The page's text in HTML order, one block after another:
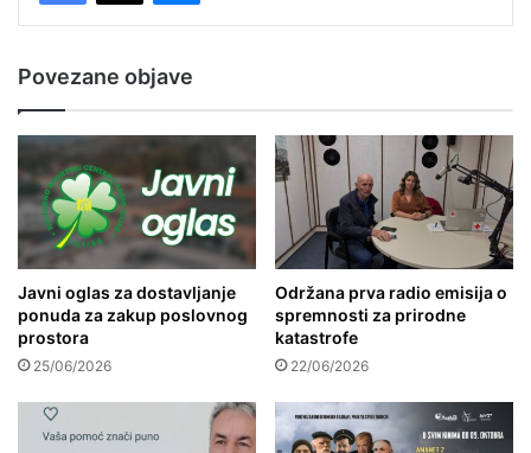
Povezane objave
Javni oglas za dostavljanje
ponuda za zakup poslovnog
prostora
25/06/2026
Održana prva radio emisija o
spremnosti za prirodne
katastrofe
22/06/2026